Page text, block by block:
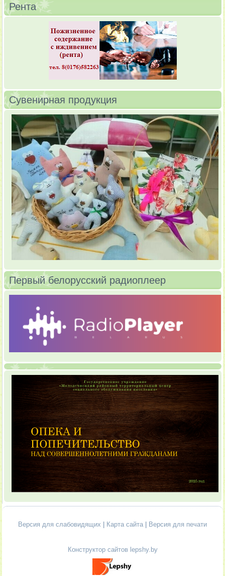
Рента
Сувенирная продукция
Первый белорусский радиоплеер
Версия для слабовидящих | Карта сайта | Версия для печати
Конструктор сайтов lepshy.by